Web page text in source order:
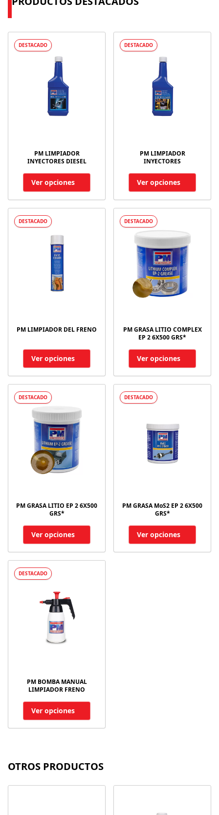
DESTACADO
PM LIMPIADOR
INYECTORES DIESEL
Ver opciones
DESTACADO
PM LIMPIADOR
INYECTORES
Ver opciones
DESTACADO
PM LIMPIADOR DEL FRENO
Ver opciones
DESTACADO
PM GRASA LITIO COMPLEX
EP 2 6X500 GRS*
Ver opciones
DESTACADO
PM GRASA LITIO EP 2 6X500
GRS*
Ver opciones
DESTACADO
PM GRASA MoS2 EP 2 6X500
GRS*
Ver opciones
DESTACADO
PM BOMBA MANUAL
LIMPIADOR FRENO
Ver opciones
OTROS PRODUCTOS